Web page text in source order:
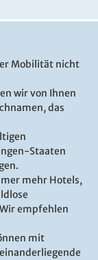
Mobilität nicht
wir von Ihnen
das
Staaten
mehr Hotels,
empfehlen
mit